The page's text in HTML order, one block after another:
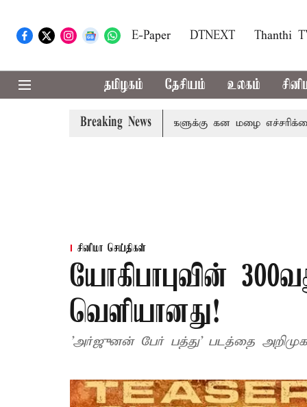
E-Paper DTNEXT Thanthi
தமிழகம் தேசியம் உலகம்
Breaking News
ஆகிய மாவட்டங்களுக்கு கன மழை எச்சரிக்கை
சினிமா செய்திகள்
யோகிபாபுவின்
வெளியானது!
'அர்ஜுனன் பேர் பத்து' படத்தை